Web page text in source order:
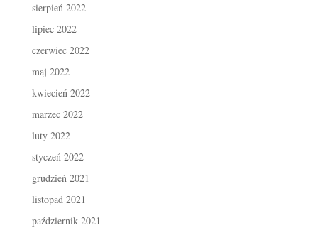
sierpień 2022
lipiec 2022
czerwiec 2022
maj 2022
kwiecień 2022
marzec 2022
luty 2022
styczeń 2022
grudzień 2021
listopad 2021
październik 2021